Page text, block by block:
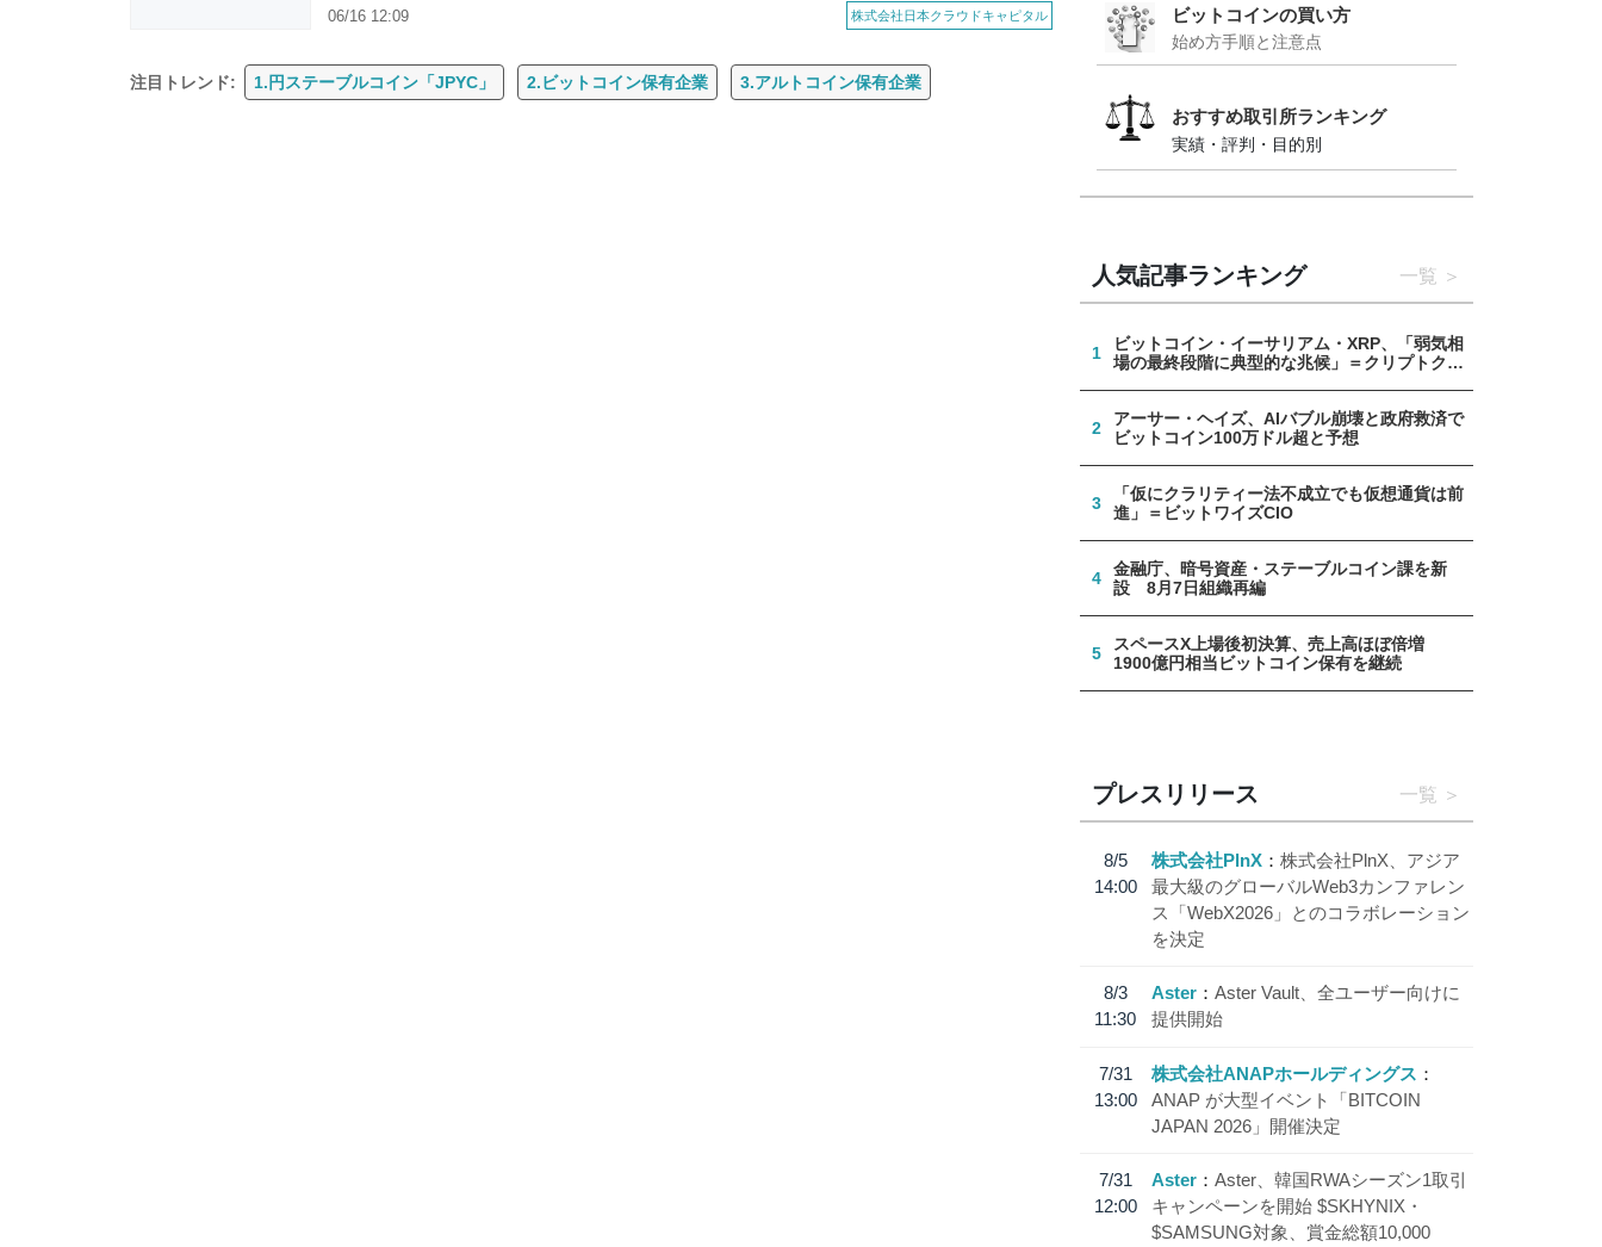
株式会社日本クラウドキャピタル
06/16 12:09
注目トレンド: 1.円ステーブルコイン「JPYC」 2.ビットコイン保有企業 3.アルトコイン保有企業
ビットコインの買い方
始め方手順と注意点
おすすめ取引所ランキング
実績・評判・目的別
人気記事ランキング 一覧
1
ビットコイン・イーサリアム・XRP、「弱気相
場の最終段階に典型的な兆候」＝クリプトクア
2
アーサー・ヘイズ、AIバブル崩壊と政府救済で
ビットコイン100万ドル超と予想
3
「仮にクラリティー法不成立でも仮想通貨は前
進」＝ビットワイズCIO
4
金融庁、暗号資産・ステーブルコイン課を新
設 8月7日組織再編
5
スペースX上場後初決算、売上高ほぼ倍増
1900億円相当ビットコイン保有を継続
プレスリリース 一覧
8/5
14:00
株式会社PlnX
株式会社PlnX、アジア
最大級のグローバルWeb3カンファレン
ス「WebX2026」とのコラボレーション
を決定
8/3
11:30
Aster
Aster Vault、全ユーザー向けに
提供開始
7/31
13:00
株式会社ANAPホールディングス
ANAP が大型イベント「BITCOIN
JAPAN 2026」開催決定
7/31
12:00
Aster
Aster、韓国RWAシーズン1取引
キャンペーンを開始 $SKHYNIX・
$SAMSUNG対象、賞金総額10,000